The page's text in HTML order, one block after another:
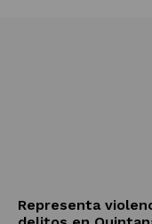
Representa